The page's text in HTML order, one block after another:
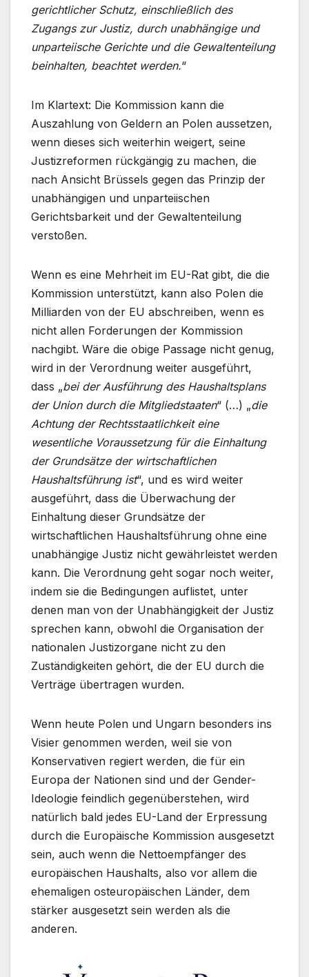
gerichtlicher Schutz, einschließlich des
Zugangs zur Justiz, durch unabhängige und
unparteiische Gerichte und die Gewaltenteilung
beinhalten, beachtet werden.“
Im Klartext: Die Kommission kann die
Auszahlung von Geldern an Polen aussetzen,
wenn dieses sich weiterhin weigert, seine
Justizreformen rückgängig zu machen, die
nach Ansicht Brüssels gegen das Prinzip der
unabhängigen und unparteiischen
Gerichtsbarkeit und der Gewaltenteilung
verstoßen.
Wenn es eine Mehrheit im EU-Rat gibt, die die
Kommission unterstützt, kann also Polen die
Milliarden von der EU abschreiben, wenn es
nicht allen Forderungen der Kommission
nachgibt. Wäre die obige Passage nicht genug,
wird in der Verordnung weiter ausgeführt,
dass „bei der Ausführung des Haushaltsplans
der Union durch die Mitgliedstaaten“ (…) „die
Achtung der Rechtsstaatlichkeit eine
wesentliche Voraussetzung für die Einhaltung
der Grundsätze der wirtschaftlichen
Haushaltsführung ist“, und es wird weiter
ausgeführt, dass die Überwachung der
Einhaltung dieser Grundsätze der
wirtschaftlichen Haushaltsführung ohne eine
unabhängige Justiz nicht gewährleistet werden
kann. Die Verordnung geht sogar noch weiter,
indem sie die Bedingungen auflistet, unter
denen man von der Unabhängigkeit der Justiz
sprechen kann, obwohl die Organisation der
nationalen Justizorgane nicht zu den
Zuständigkeiten gehört, die der EU durch die
Verträge übertragen wurden.
Wenn heute Polen und Ungarn besonders ins
Visier genommen werden, weil sie von
Konservativen regiert werden, die für ein
Europa der Nationen sind und der Gender-
Ideologie feindlich gegenüberstehen, wird
natürlich bald jedes EU-Land der Erpressung
durch die Europäische Kommission ausgesetzt
sein, auch wenn die Nettoempfänger des
europäischen Haushalts, also vor allem die
ehemaligen osteuropäischen Länder, dem
stärker ausgesetzt sein werden als die
anderen.